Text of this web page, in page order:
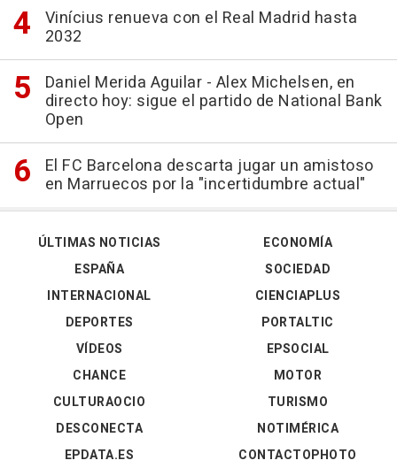
Vinícius renueva con el Real Madrid hasta
2032
Daniel Merida Aguilar - Alex Michelsen, en
directo hoy: sigue el partido de National Bank
Open
El FC Barcelona descarta jugar un amistoso
en Marruecos por la "incertidumbre actual"
ÚLTIMAS NOTICIAS
ESPAÑA
INTERNACIONAL
DEPORTES
VÍDEOS
ECONOMÍA
SOCIEDAD
CIENCIAPLUS
PORTALTIC
EPSOCIAL
CHANCE
CULTURAOCIO
DESCONECTA
EPDATA.ES
MOTOR
TURISMO
NOTIMÉRICA
CONTACTOPHOTO